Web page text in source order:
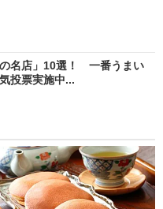
の名店」10選！ 一番うまい
投票実施中...